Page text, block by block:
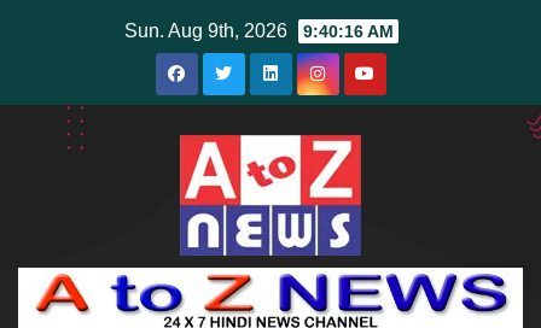
Sun. Aug 9th, 2026 9:40:17 AM